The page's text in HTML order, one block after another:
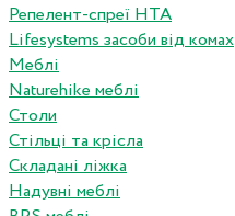
Репелент-спреї HTA
Lifesystems засоби від комах
Меблі
Naturehike меблі
Столи
Стільці та крісла
Складані ліжка
Надувні меблі